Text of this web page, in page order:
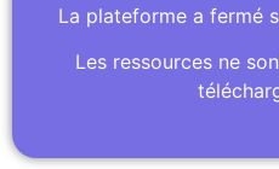
La plateforme a fermé
Les ressources ne